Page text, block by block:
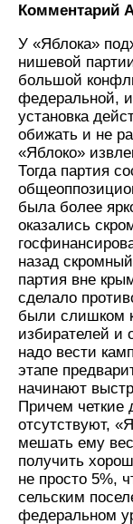
Комментарий
У «Яблока»
нишевой
большой
федеральной,
установка
обижать и не
«Яблоко»
Тогда партия
была более
оказались
назад
партия вне
сделало
были слишком
избирателей и
надо вести
этапе
начинают
Причем четкие
отсутствуют,
мешать ему
получить
не просто 5%,
сельским
федеральном